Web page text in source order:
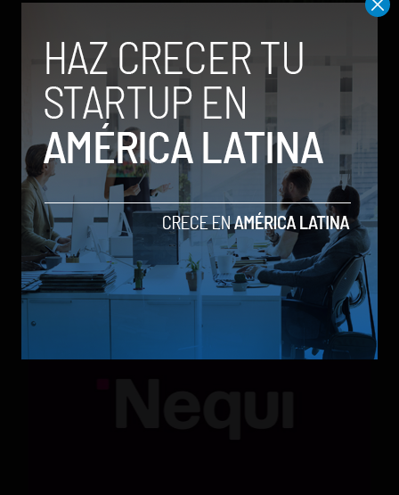
Qwen 3.8-Max, la nueva IA de Alibaba que desafía a
los modelos más poderosos
by Sergio Ramos
Actualidad
5 de agosto de 2026